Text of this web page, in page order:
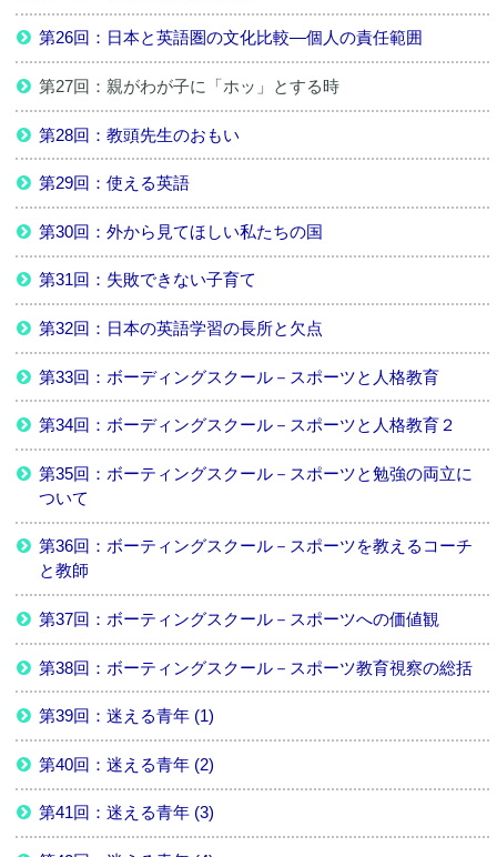
第26回：日本と英語圏の文化比較―個人の責任範囲
第27回：親がわが子に「ホッ」とする時
第28回：教頭先生のおもい
第29回：使える英語
第30回：外から見てほしい私たちの国
第31回：失敗できない子育て
第32回：日本の英語学習の長所と欠点
第33回：ボーディングスクール－スポーツと人格教育
第34回：ボーディングスクール－スポーツと人格教育２
第35回：ボーティングスクール－スポーツと勉強の両立に
ついて
第36回：ボーティングスクール－スポーツを教えるコーチ
と教師
第37回：ボーティングスクール－スポーツへの価値観
第38回：ボーティングスクール－スポーツ教育視察の総括
第39回：迷える青年 (1)
第40回：迷える青年 (2)
第41回：迷える青年 (3)